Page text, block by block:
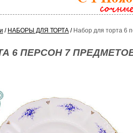
/ НАБОРЫ ДЛЯ ТОРТА / Набор для торта 6
6 ПЕРСОН 7